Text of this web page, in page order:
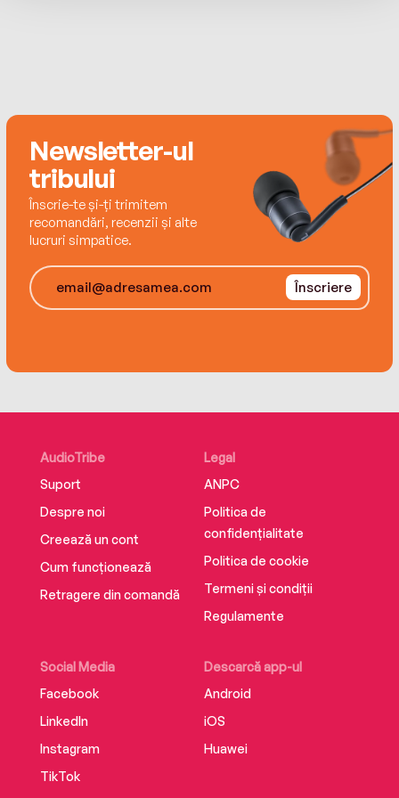
Newsletter-ul
tribului
Înscrie-te și-ți trimitem
recomandări, recenzii și alte
lucruri simpatice.
Înscriere
AudioTribe
Suport
Despre noi
Creează un cont
Cum funcționează
Retragere din comandă
Social Media
Facebook
LinkedIn
Instagram
TikTok
Descarcă app-ul
Android
iOS
Huawei
Legal
ANPC
Politica de
confidențialitate
Politica de cookie
Termeni și condiții
Regulamente